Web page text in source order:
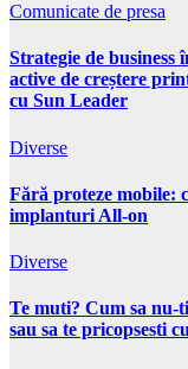
Comunicate de presa
Strategie de
active de creștere
cu Sun Leader
Diverse
Fără proteze mobile:
implanturi All-on
Diverse
Te muti? Cum sa nu-
sau sa te pricopsesti